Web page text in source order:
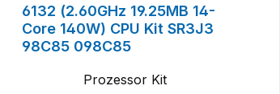
6132 (2.60GHz 19.25MB 14-
Core 140W) CPU Kit SR3J3
98C85 098C85
Prozessor Kit